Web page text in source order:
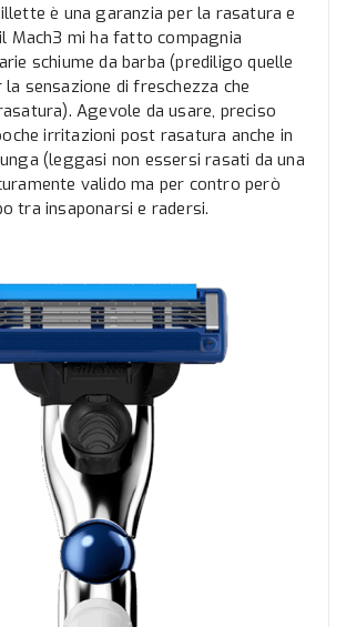
è una garanzia per la rasatura e
Mach3 mi ha fatto compagnia
schiume da barba (prediligo quelle
sensazione di freschezza che
Agevole da usare, preciso
irritazioni post rasatura anche in
(leggasi non essersi rasati da una
valido ma per contro però
tra insaponarsi e radersi.